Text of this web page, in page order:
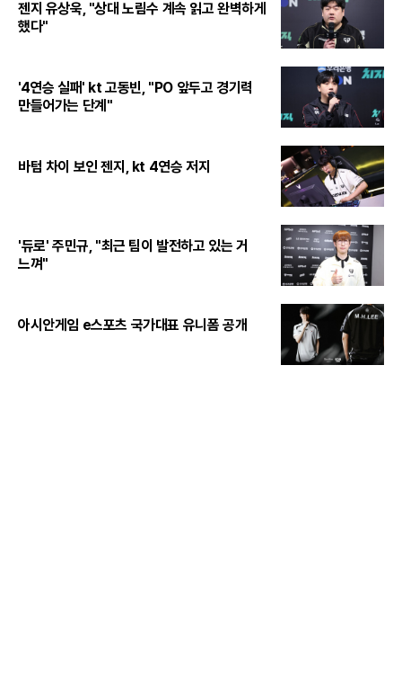
젠지 유상욱, "상대 노림수 계속 읽고 완벽하게
했다"
'4연승 실패' kt 고동빈, "PO 앞두고 경기력
만들어가는 단계"
바텀 차이 보인 젠지, kt 4연승 저지
'듀로' 주민규, "최근 팀이 발전하고 있는 거
느껴"
아시안게임 e스포츠 국가대표 유니폼 공개